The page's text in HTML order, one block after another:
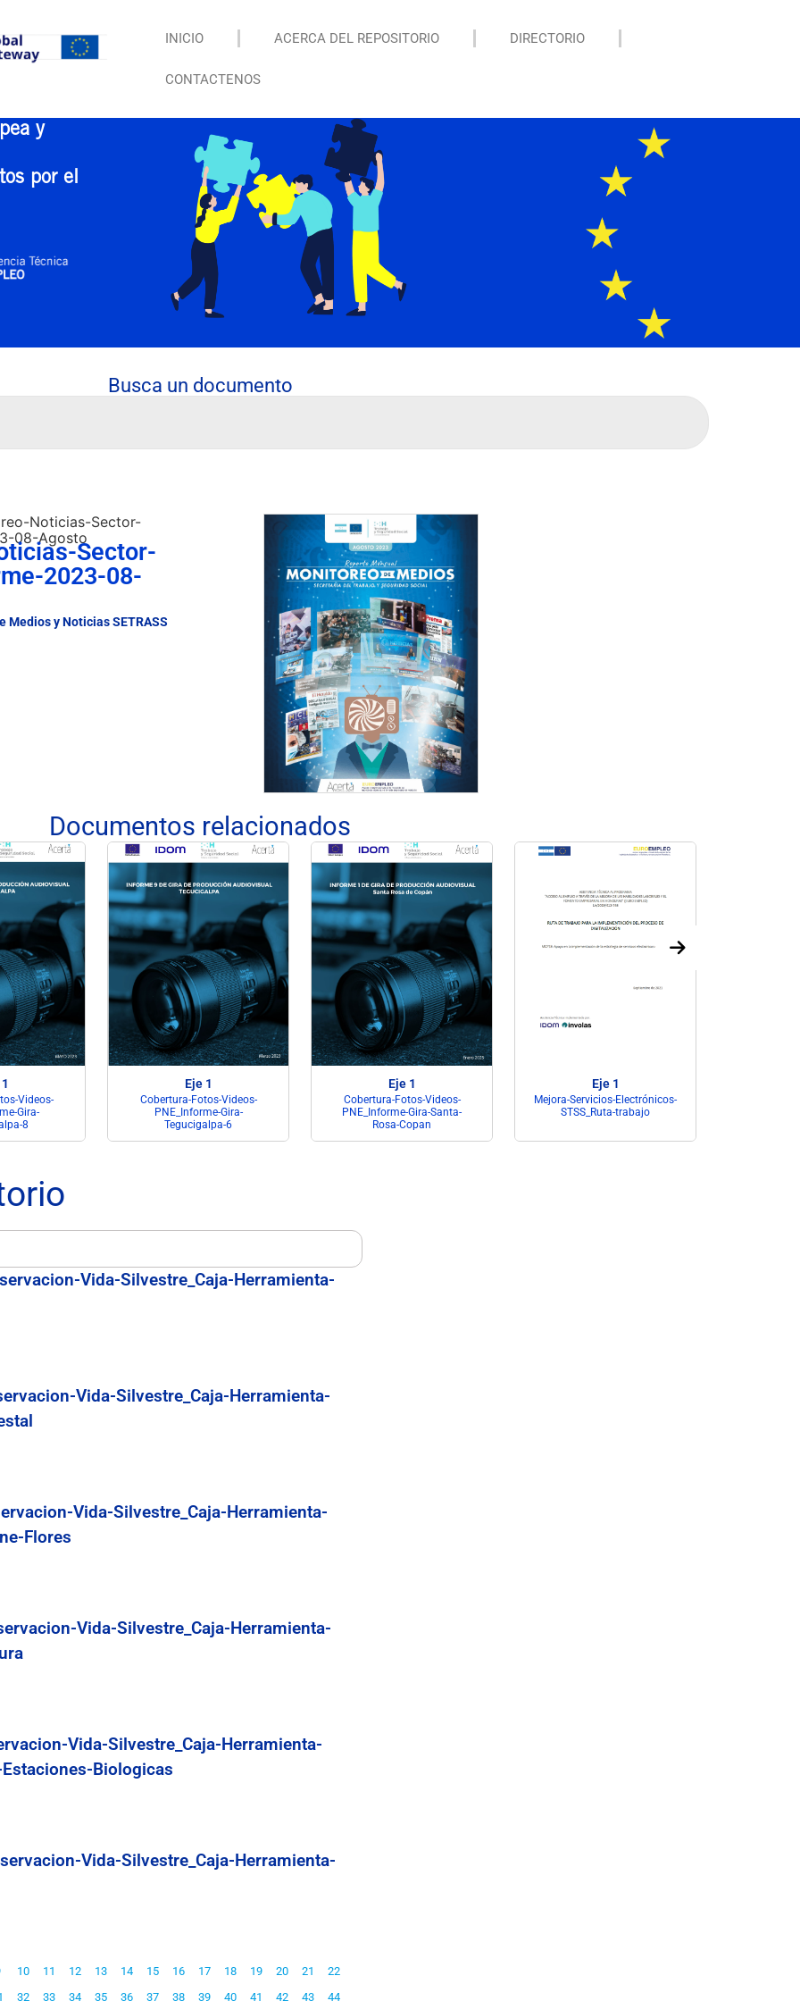
INICIO ACERCA DEL REPOSITORIO DIRECTORIO
CONTACTENOS
y
por el
Busca un documento
Noticias-Sector-
08-AgostoSector-
2023-08-
Medios y Noticias SETRASS
Documentos relacionados
Videos-
Gira-
8
Eje 1
Cobertura-Fotos-Videos-
PNE_Informe-Gira-
Tegucigalpa-6
Eje 1
Cobertura-Fotos-Videos-
PNE_Informe-Gira-Santa-
Rosa-Copan
Eje 1
Mejora-Servicios-Electrónicos-
STSS_Ruta-trabajo
Vida-Silvestre_Caja-Herramienta-
Vida-Silvestre_Caja-Herramienta-
Vida-Silvestre_Caja-Herramienta-
Flores
Vida-Silvestre_Caja-Herramienta-
Vida-Silvestre_Caja-Herramienta-
Biologicas
Vida-Silvestre_Caja-Herramienta-
10 11 12 13 14 15 16 17 18 19 20 21
22
32 33 34 35 36 37 38 39 40 41 42 43 44